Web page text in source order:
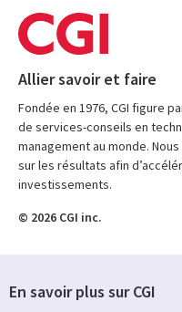
Allier savoir et faire
Fondée en 1976, CGI figure
de services-conseils en
management au monde.
sur les résultats afin
investissements.
© 2026 CGI inc.
En savoir plus sur CGI